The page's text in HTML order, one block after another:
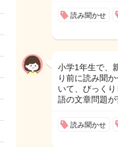
読み聞かせ
小学1年生で、
り前に読み聞
いて、びっく
語の文章問題
読み聞かせ